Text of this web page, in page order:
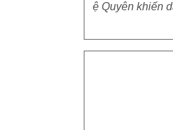
ệ Quyên khiến